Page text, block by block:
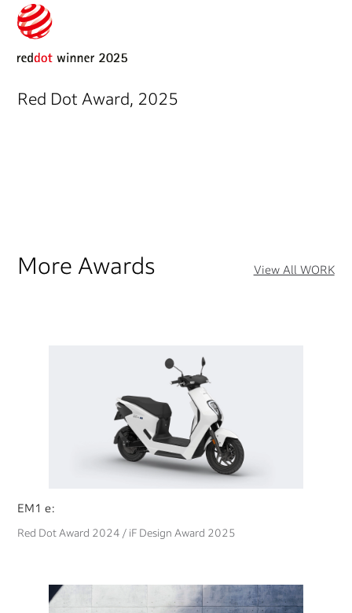
Red Dot Award, 2025
More Awards View All WORK
EM1 e:
Red Dot Award 2024 / iF Design Award 2025